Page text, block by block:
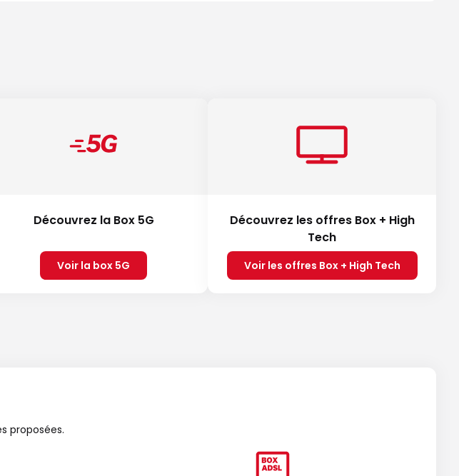
Découvrez la Box 5G
Voir la box 5G
Découvrez les offres Box + High
Tech
Voir les offres Box + High Tech
proposées.